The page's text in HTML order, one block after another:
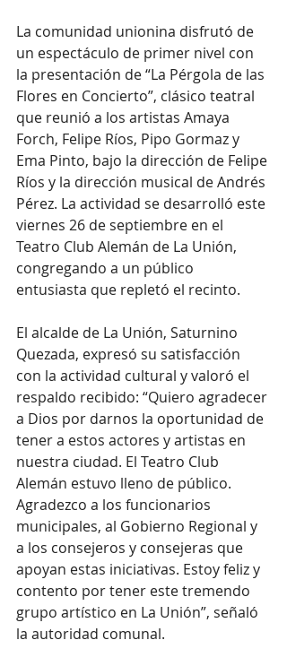
La comunidad unionina disfrutó de
un espectáculo de primer nivel con
la presentación de “La Pérgola de las
Flores en Concierto”, clásico teatral
que reunió a los artistas Amaya
Forch, Felipe Ríos, Pipo Gormaz y
Ema Pinto, bajo la dirección de Felipe
Ríos y la dirección musical de Andrés
Pérez. La actividad se desarrolló este
viernes 26 de septiembre en el
Teatro Club Alemán de La Unión,
congregando a un público
entusiasta que repletó el recinto.
El alcalde de La Unión, Saturnino
Quezada, expresó su satisfacción
con la actividad cultural y valoró el
respaldo recibido: “Quiero agradecer
a Dios por darnos la oportunidad de
tener a estos actores y artistas en
nuestra ciudad. El Teatro Club
Alemán estuvo lleno de público.
Agradezco a los funcionarios
municipales, al Gobierno Regional y
a los consejeros y consejeras que
apoyan estas iniciativas. Estoy feliz y
contento por tener este tremendo
grupo artístico en La Unión”, señaló
la autoridad comunal.